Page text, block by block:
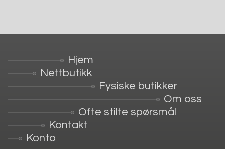
Hjem
Nettbutikk
Fysiske butikker
Om oss
Ofte stilte spørsmål
Kontakt
Konto